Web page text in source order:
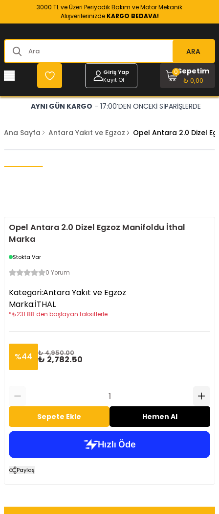
3000 TL ve Üzeri Periyodik Bakım ve Motor Mekanik
Alışverilerinizde KARGO BEDAVA!
ARA
Giriş Yap
Kayıt Ol
Sepetim
₺ 0,00
0
AYNI GÜN KARGO - 17:00’DEN ÖNCEKİ SİPARİŞLERDE
Ana Sayfa Antara Yakıt ve Egzoz Opel Antara 2.0 Dizel
Opel Antara 2.0 Dizel Egzoz Manifoldu İthal
Marka
Stokta Var
0 Yorum
Kategori:Antara Yakıt ve Egzoz
Marka:İTHAL
*₺231.88 den başlayan taksitlerle
%44 ₺ 4,950.00
₺ 2,782.50
Sepete Ekle Hemen Al
Paylaş